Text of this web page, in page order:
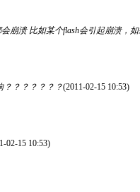
崩溃 比如某个flash会引起崩溃，
？？？？？？？(2011-02-15 10:53)
02-15 10:53)